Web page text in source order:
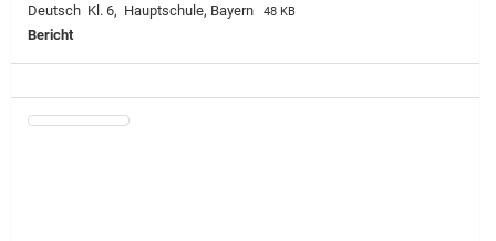
Deutsch Kl. 6, Hauptschule, Bayern 48 KB
Bericht